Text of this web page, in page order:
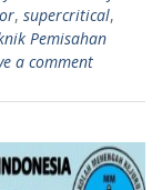
, supercritical,
Pemisahan
a comment